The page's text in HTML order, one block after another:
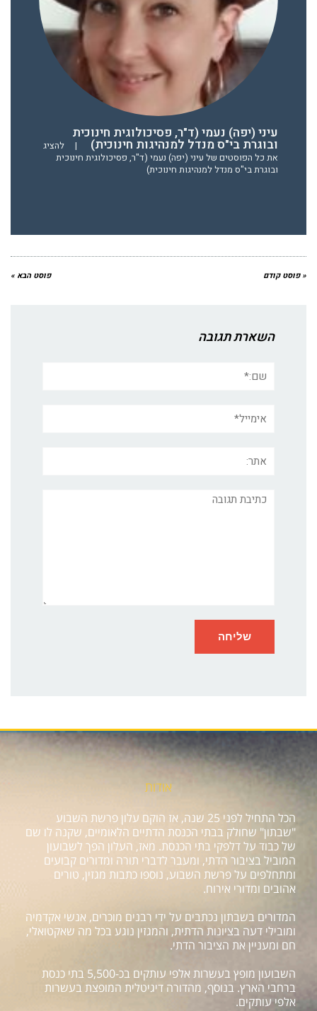
עיני (יפה) נעמי (ד"ר, פסיכולוגית חינוכית
ובוגרת בי"ס מנדל למנהיגות חינוכית) |
להציג
את כל הפוסטים של עיני (יפה) נעמי (ד"ר, פסיכולוגית חינוכית
ובוגרת בי"ס מנדל למנהיגות חינוכית)
« פוסט קודם פוסט הבא »
השארת תגובה
תגובה
אודות
הכל התחיל לפני 25 שנה, אז הוקם עלון פרשת השבוע
"שבתון" שחולק בבתי הכנסת הדתיים הלאומיים, שקנה לו שם
של כבוד על דלפקי בתי הכנסת. מאז, העלון הפך לשבועון
המוביל בציבור הדתי, ומעבר לדברי תורה ומדורים קבועים
ומתחלפים על פרשת השבוע, נוספו כתבות מגזין, טורים
אהובים ומדורי אירוח.
המדורים בשבתון נכתבים על ידי רבנים מוכרים, אנשי אקדמיה
ומובילי דעה בציונות הדתית, והמגזין נוגע בכל מה שאקטואלי,
חם ומעניין את הציבור הדתי.
השבועון מופץ בעשרות אלפי עותקים בכ-5,500 בתי כנסת
ברחבי הארץ. בנוסף, מהדורה דיגיטלית המופצת בעשרות
אלפי עותקים.